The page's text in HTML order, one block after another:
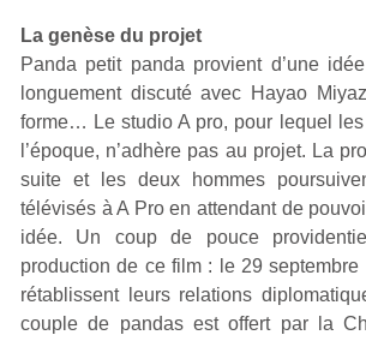
La genèse du projet
Panda petit panda provient d’une
longuement discuté avec Hayao
forme… Le studio A pro, pour lequel
l’époque, n’adhère pas au projet. La
suite et les deux hommes
télévisés à A Pro en attendant de
idée. Un coup de pouce
production de ce film : le 29
rétablissent leurs relations
couple de pandas est offert par la